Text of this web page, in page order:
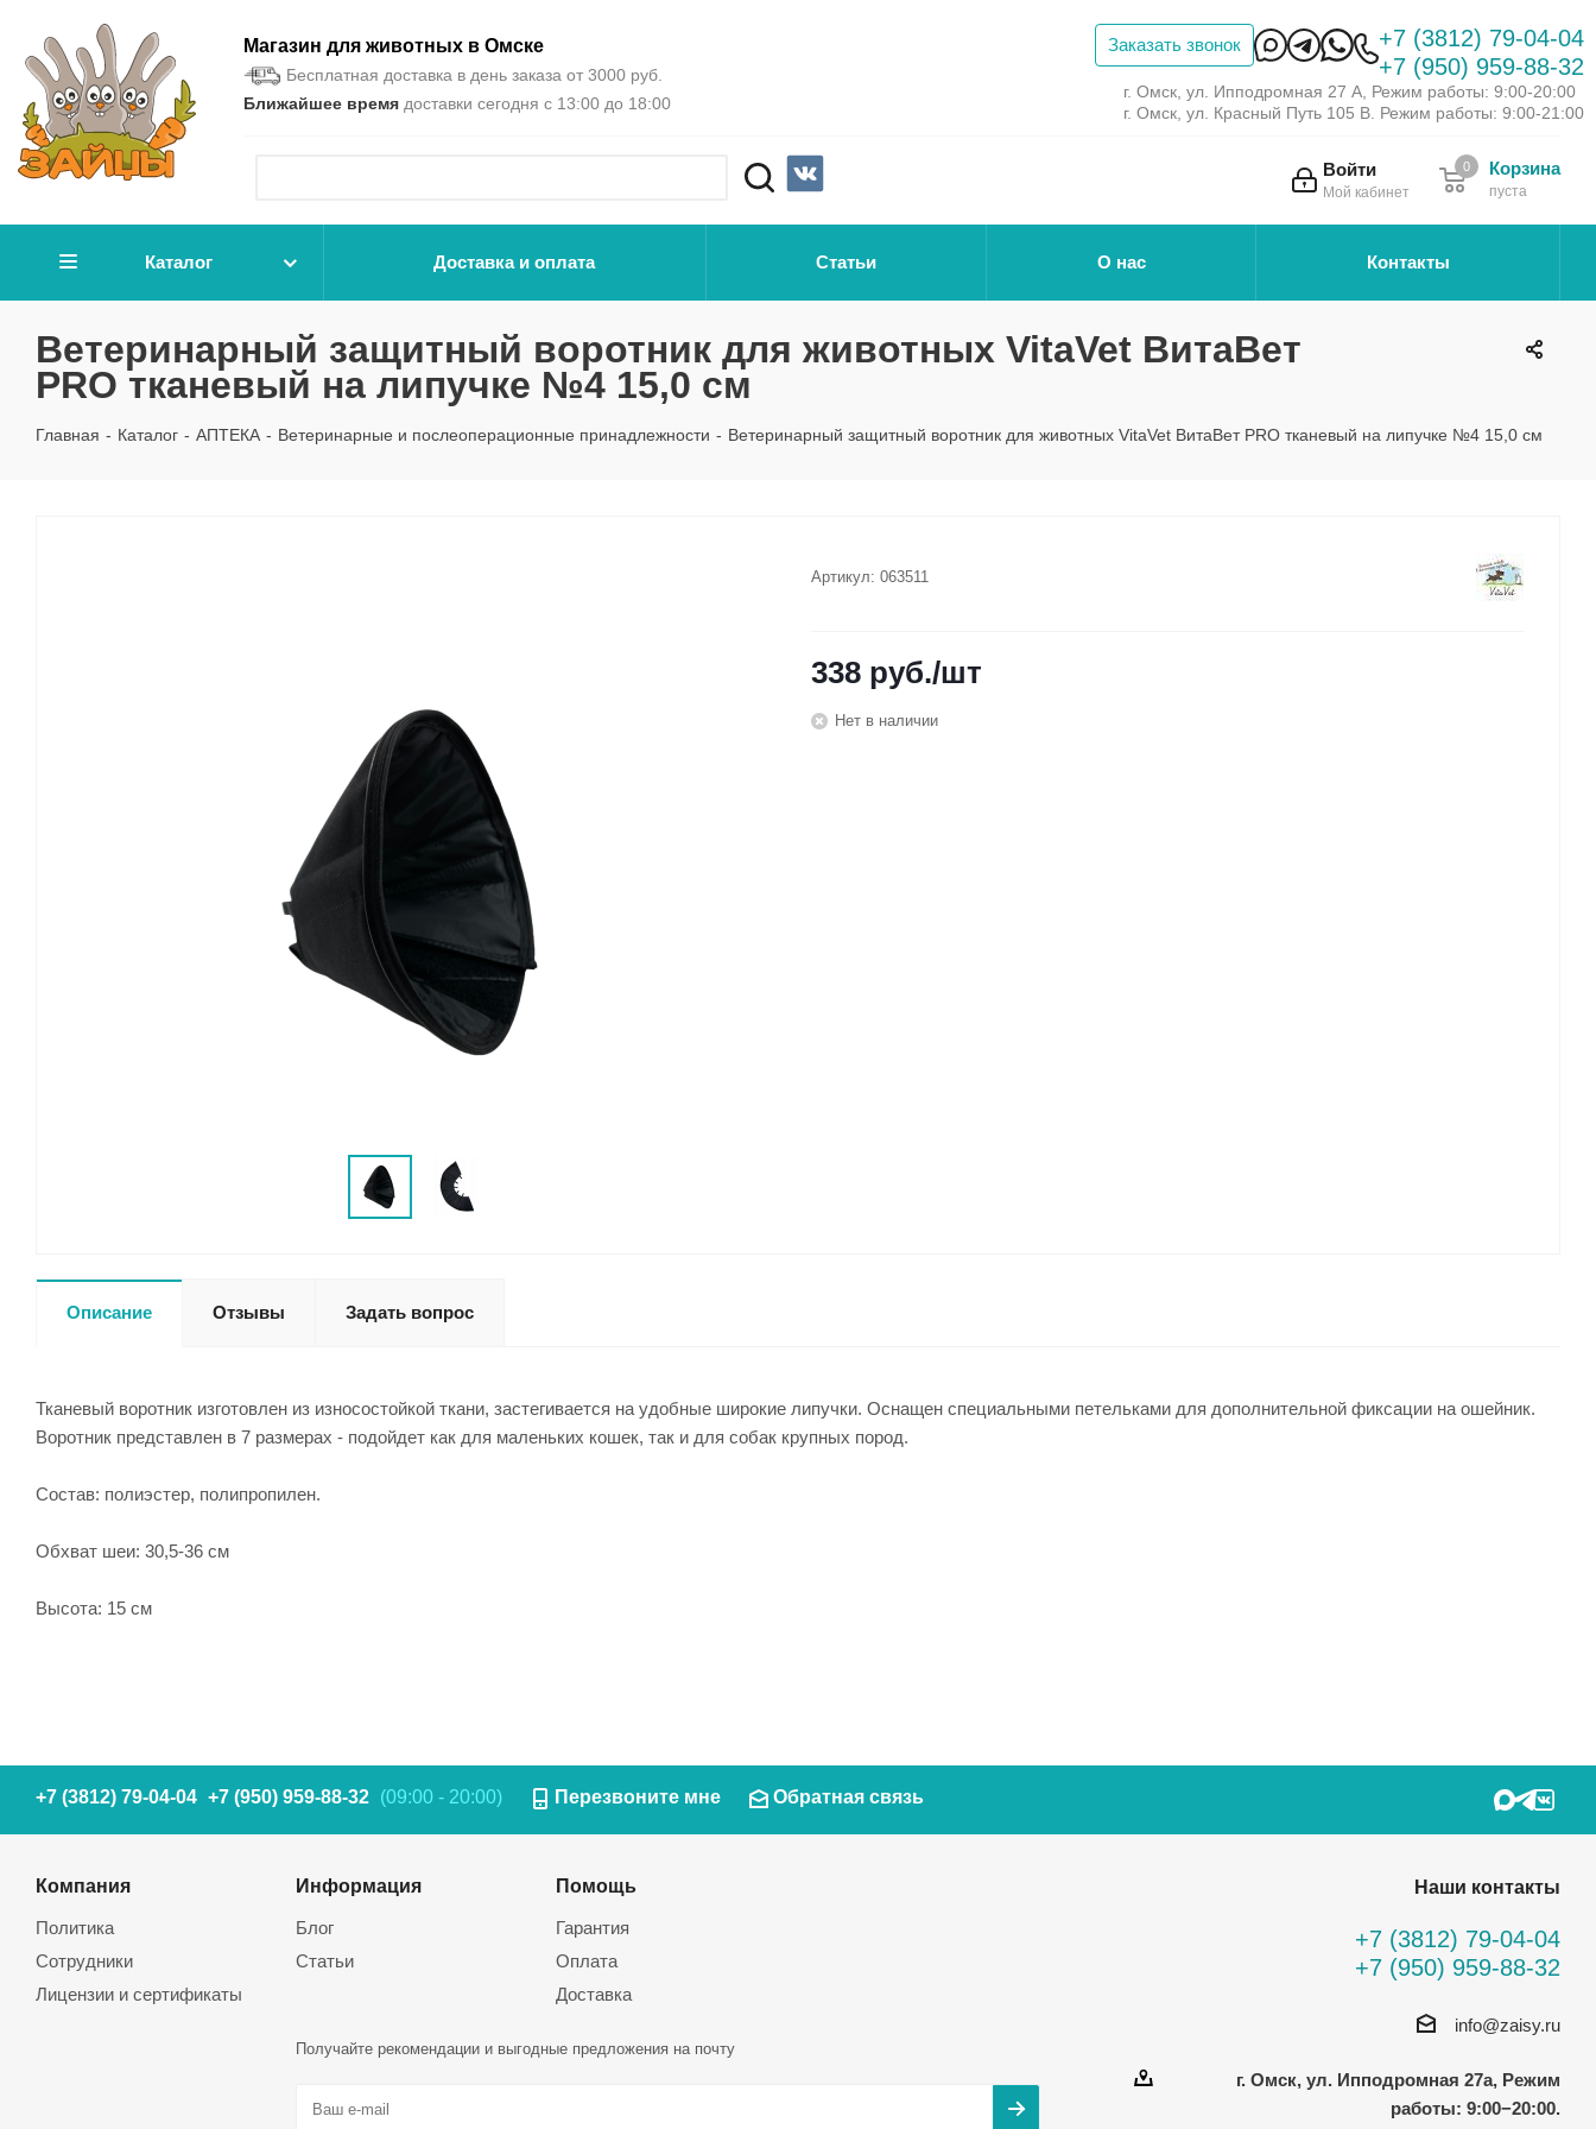
Магазин для животных в Омске
Бесплатная доставка в день заказа от 3000 руб.
Ближайшее время доставки сегодня с 13:00 до 18:00
Заказать звонок
+7 (3812) 79-04-04
+7 (950) 959-88-32
г. Омск, ул. Ипподромная 27 А, Режим работы: 9:00-20:00
г. Омск, ул. Красный Путь 105 В. Режим работы: 9:00-21:00
Войти
Мой кабинет
Корзина
пуста
0
Каталог Доставка и оплата Статьи О нас Контакты
Ветеринарный защитный воротник для животных VitaVet ВитаВет
PRO тканевый на липучке №4 15,0 см
Главная - Каталог - АПТЕКА - Ветеринарные и послеоперационные принадлежности - Ветеринарный защитный воротник для животных VitaVet ВитаВет PRO тканевый на липучке №4 15,0 см
Артикул: 063511
338 руб./шт
Нет в наличии
Описание Отзывы Задать вопрос
Тканевый воротник изготовлен из износостойкой ткани, застегивается на удобные широкие липучки. Оснащен специальными петельками для дополнительной фиксации на ошейник.
Воротник представлен в 7 размерах - подойдет как для маленьких кошек, так и для собак крупных пород.
Состав: полиэстер, полипропилен.
Обхват шеи: 30,5-36 см
Высота: 15 см
+7 (3812) 79-04-04 +7 (950) 959-88-32 (09:00 - 20:00) Перезвоните мне Обратная связь
Компания
Политика
Сотрудники
Лицензии и сертификаты
Информация
Блог
Статьи
Помощь
Гарантия
Оплата
Доставка
Получайте рекомендации и выгодные предложения на почту
Наши контакты
+7 (3812) 79-04-04
+7 (950) 959-88-32
info@zaisy.ru
г. Омск, ул. Ипподромная 27а, Режим
работы: 9:00−20:00.